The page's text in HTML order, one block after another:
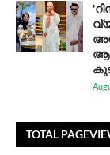
TOTAL